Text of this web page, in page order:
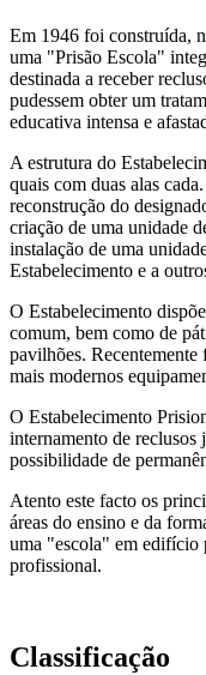
Em 1946 foi construída,
uma "Prisão Escola"
destinada a receber
pudessem obter um
educativa intensa e
A estrutura do
quais com duas alas
reconstrução do
criação de uma unidade
instalação de uma
Estabelecimento e a
O Estabelecimento
comum, bem como de
pavilhões.
mais modernos
O Estabelecimento
internamento de reclusos
possibilidade de
Atento este facto os
áreas do ensino e da
uma "escola" em edifício
profissional.
Classificação